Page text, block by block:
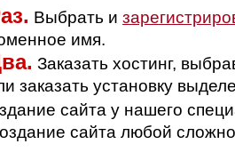
Выбрать и
имя.
Заказать хостинг,
заказать установку
сайта у нашего
сайта любой